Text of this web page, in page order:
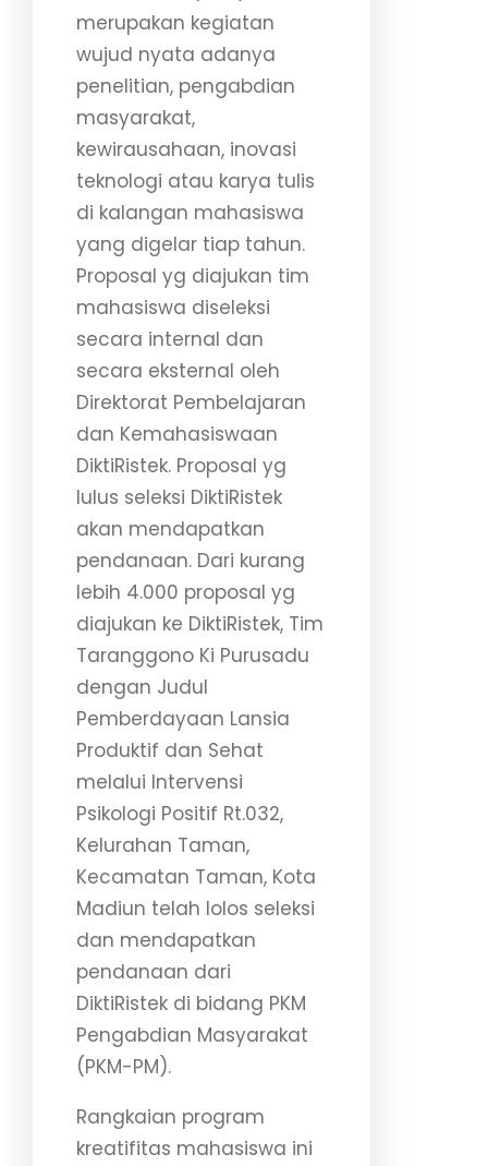
merupakan kegiatan
wujud nyata adanya
penelitian, pengabdian
masyarakat,
kewirausahaan, inovasi
teknologi atau karya tulis
di kalangan mahasiswa
yang digelar tiap tahun.
Proposal yg diajukan tim
mahasiswa diseleksi
secara internal dan
secara eksternal oleh
Direktorat Pembelajaran
dan Kemahasiswaan
DiktiRistek. Proposal yg
lulus seleksi DiktiRistek
akan mendapatkan
pendanaan. Dari kurang
lebih 4.000 proposal yg
diajukan ke DiktiRistek, Tim
Taranggono Ki Purusadu
dengan Judul
Pemberdayaan Lansia
Produktif dan Sehat
melalui Intervensi
Psikologi Positif Rt.032,
Kelurahan Taman,
Kecamatan Taman, Kota
Madiun telah lolos seleksi
dan mendapatkan
pendanaan dari
DiktiRistek di bidang PKM
Pengabdian Masyarakat
(PKM-PM).
Rangkaian program
kreatifitas mahasiswa ini